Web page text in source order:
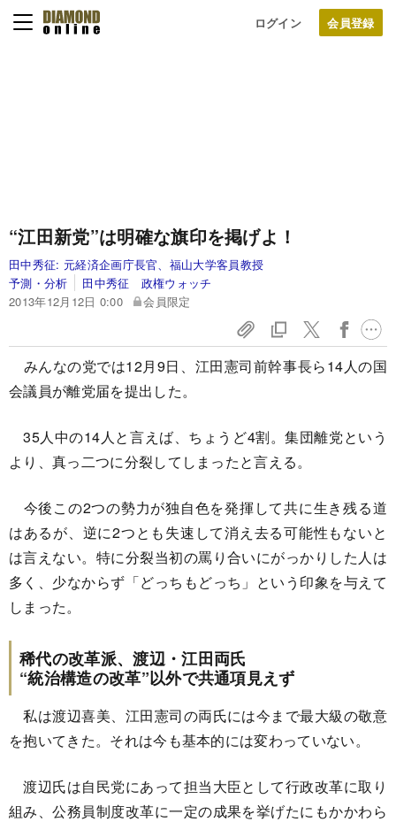
ログイン
“江田新党”は明確な旗印を掲げよ！
田中秀征: 元経済企画庁長官、福山大学客員教授
予測・分析
田中秀征 政権ウォッチ
2013年12月12日 0:00
会員限定
みんなの党では12月9日、江田憲司前幹事長ら14人の国
会議員が離党届を提出した。
35人中の14人と言えば、ちょうど4割。集団離党という
より、真っ二つに分裂してしまったと言える。
今後この2つの勢力が独自色を発揮して共に生き残る道
はあるが、逆に2つとも失速して消え去る可能性もないと
は言えない。特に分裂当初の罵り合いにがっかりした人は
多く、少なからず「どっちもどっち」という印象を与えて
しまった。
稀代の改革派、渡辺・江田両氏
“統治構造の改革”以外で共通項見えず
私は渡辺喜美、江田憲司の両氏には今まで最大級の敬意
を抱いてきた。それは今も基本的には変わっていない。
渡辺氏は自民党にあって担当大臣として行政改革に取り
組み、公務員制度改革に一定の成果を挙げたにもかかわら